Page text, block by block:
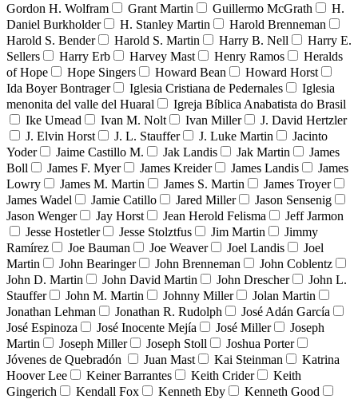
Gordon H. Wolfram
Grant Martin Guillermo McGrath
H.
Daniel Burkholder
H. Stanley Martin
Harold Brenneman
Harold S. Bender
Harold S. Martin Harry B. Nell
Harry E.
Sellers
Harry Erb Harvey Mast Henry Ramos
Heralds
of Hope
Hope Singers Howard Bean
Howard Horst
Ida Boyer Bontrager
Iglesia Cristiana de Pedernales
Iglesia
menonita del valle del Huaral
Igreja Bíblica Anabatista do Brasil
Ike Umead
Ivan M. Nolt Ivan Miller
J. David Hertzler
J. Elvin Horst
J. L. Stauffer J. Luke Martin
Jacinto
Yoder
Jaime Castillo M. Jak Landis Jak Martin
James
Boll
James F. Myer James Kreider James Landis
James
Lowry
James M. Martin James S. Martin
James Troyer
James Wadel
Jamie Catillo Jared Miller
Jason Sensenig
Jason Wenger
Jay Horst Jean Herold Felisma
Jeff Jarmon
Jesse Hostetler
Jesse Stolztfus Jim Martin
Jimmy
Ramírez
Joe Bauman Joe Weaver Joel Landis
Joel
Martin
John Bearinger John Brenneman
John Coblentz
John D. Martin
John David Martin John Drescher
John L.
Stauffer
John M. Martin Johnny Miller
Jolan Martin
Jonathan Lehman
Jonathan R. Rudolph
José Adán García
José Espinoza
José Inocente Mejía José Miller
Joseph
Martin
Joseph Miller Joseph Stoll
Joshua Porter
Jóvenes de Quebradón
Juan Mast Kai Steinman
Katrina
Hoover Lee
Keiner Barrantes Keith Crider
Keith
Gingerich
Kendall Fox Kenneth Eby
Kenneth Good